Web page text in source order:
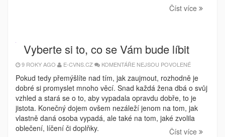
Číst více
Vyberte si to, co se Vám bude líbit
9 ROKY AGO E-CVNS.CZ KOMENTÁŘE NEJSOU POVOLENÉU
S
NÁZVEM
VYBERTE
TO,
CO
SE
VÁM
LÍBIT
Pokud tedy přemýšlíte nad tím, jak zaujmout, rozhodně je
dobré si promyslet mnoho věcí. Snad každá žena dbá o svůj
vzhled a stará se o to, aby vypadala opravdu dobře, to je
jistota. Konečný dojem ovšem nezáleží jenom na tom, jak
vlastně daná osoba vypadá, ale také na tom, jaké zvolila
oblečení, líčení či doplňky.
Číst více